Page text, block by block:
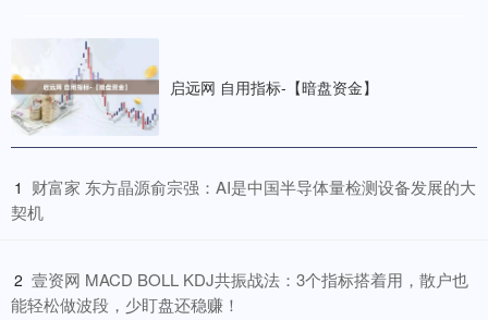
启远网 自用指标-【暗盘资金】
1 ​财富家 东方晶源俞宗强：AI是中国半导体量检测设备发展的大
契机
2 ​壹资网 MACD BOLL KDJ共振战法：3个指标搭着用，散户也
能轻松做波段，少盯盘还稳赚！